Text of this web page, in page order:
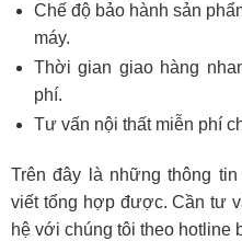
Chế độ bảo hành sản
máy.
Thời gian giao hàng
phí.
Tư vấn nội thất miễn phí
Trên đây là những thông
viết tổng hợp được. Cần tư
hệ với chúng tôi theo hotline